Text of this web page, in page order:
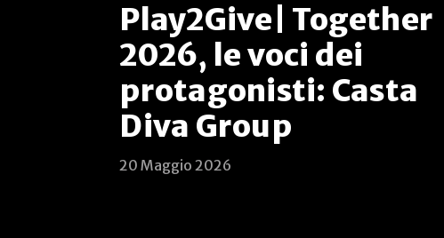
Play2Give| Together
2026, le voci dei
protagonisti: Casta
Diva Group
20 Maggio 2026